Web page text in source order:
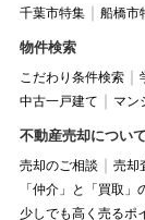
千葉市特集 船橋市
物件検索
こだわり条件検索
中古一戸建て
マン
不動産売却について
売却のご相談 売却
「仲介」と「買取」
少しでも高く売るポ